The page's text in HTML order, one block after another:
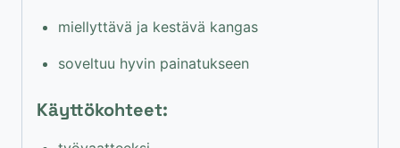
miellyttävä ja kestävä kangas
soveltuu hyvin painatukseen
Käyttökohteet: